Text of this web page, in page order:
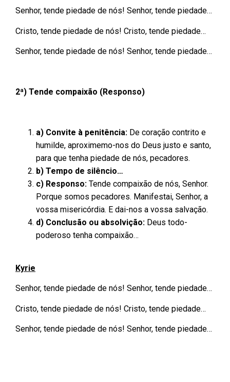
Senhor, tende piedade de nós! Senhor, tende piedade…
Cristo, tende piedade de nós! Cristo, tende piedade…
Senhor, tende piedade de nós! Senhor, tende piedade…
2ª) Tende compaixão (Responso)
a) Convite à penitência: De coração contrito e
humilde, aproximemo-nos do Deus justo e santo,
para que tenha piedade de nós, pecadores.
b) Tempo de silêncio…
c) Responso: Tende compaixão de nós, Senhor.
Porque somos pecadores. Manifestai, Senhor, a
vossa misericórdia. E dai-nos a vossa salvação.
d) Conclusão ou absolvição: Deus todo-
poderoso tenha compaixão…
Kyrie
Senhor, tende piedade de nós! Senhor, tende piedade…
Cristo, tende piedade de nós! Cristo, tende piedade…
Senhor, tende piedade de nós! Senhor, tende piedade…